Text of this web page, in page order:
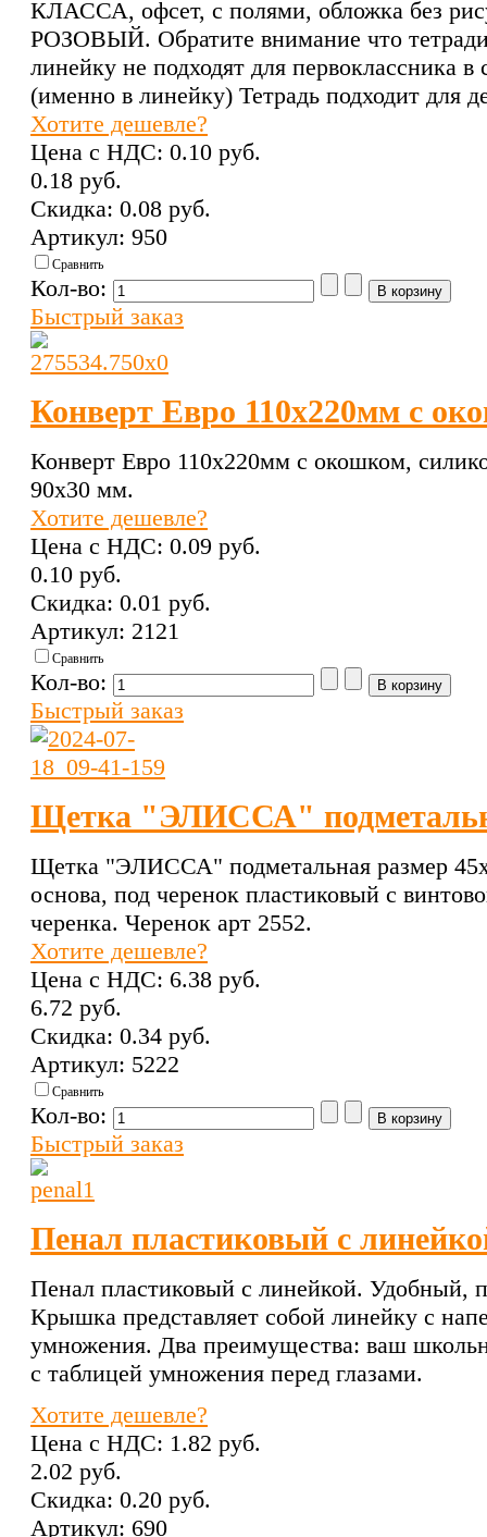
КЛАССА, офсет, с полями, обложка без
РОЗОВЫЙ. Обратите внимание что тетради
линейку не подходят для первоклассника
(именно в линейку) Тетрадь подходит для
Хотите дешевле?
Цена с НДС: 0.10 pуб.
0.18 pуб.
Скидка: 0.08 pуб.
Артикул: 950
Сравнить
Кол-во:
Быстрый заказ
Конверт Евро 110х220мм с
Конверт Евро 110х220мм с окошком,
90х30 мм.
Хотите дешевле?
Цена с НДС: 0.09 pуб.
0.10 pуб.
Скидка: 0.01 pуб.
Артикул: 2121
Сравнить
Кол-во:
Быстрый заказ
Щетка "ЭЛИССА"
Щетка "ЭЛИССА" подметальная размер
основа, под черенок пластиковый с
черенка. Черенок арт 2552.
Хотите дешевле?
Цена с НДС: 6.38 pуб.
6.72 pуб.
Скидка: 0.34 pуб.
Артикул: 5222
Сравнить
Кол-во:
Быстрый заказ
Пенал пластиковый с
Пенал пластиковый с линейкой. Удобный,
Крышка представляет собой линейку с
умножения. Два преимущества: ваш
с таблицей умножения перед глазами.
Хотите дешевле?
Цена с НДС: 1.82 pуб.
2.02 pуб.
Скидка: 0.20 pуб.
Артикул: 690